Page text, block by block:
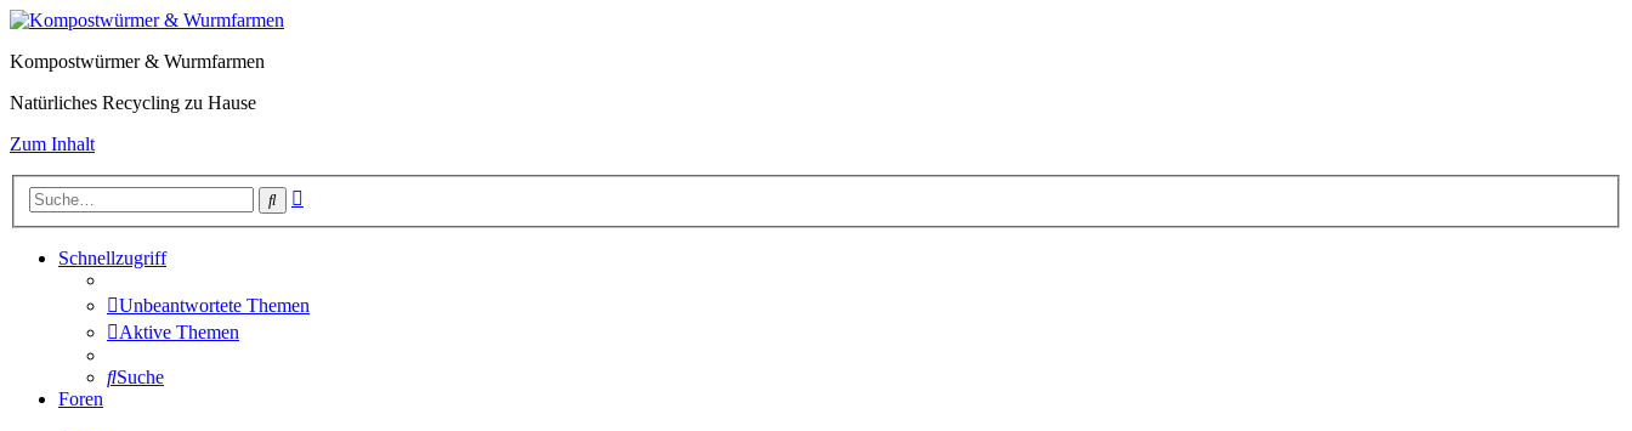
Kompostwürmer & Wurmfarmen
Natürliches Recycling zu Hause
Zum Inhalt
Suche
Schnellzugriff
Unbeantwortete Themen
Aktive Themen
Suche
Foren